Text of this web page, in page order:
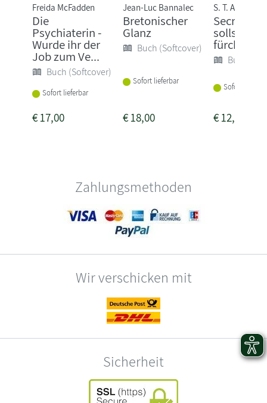
Freida McFadden
Die
Psychiaterin -
Wurde ihr der
Job zum Ve...
Buch (Softcover)
Sofort lieferbar
€17,00
Jean-Luc Bannalec
Bretonischer
Glanz
Buch (Softcover)
Sofort lieferbar
€18,00
S. T. Abby
Secret -
sollst
fürchten
Buch
Sofort
€12,00
Zahlungsmethoden
Wir verschicken mit
Sicherheit